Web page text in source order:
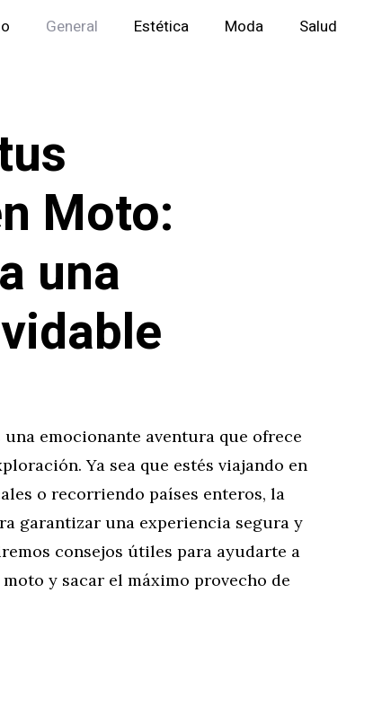
General Estética Moda Salud
Moto:
una
emocionante aventura que ofrece
Ya sea que estés viajando en
o recorriendo países enteros, la
garantizar una experiencia segura y
consejos útiles para ayudarte a
y sacar el máximo provecho de